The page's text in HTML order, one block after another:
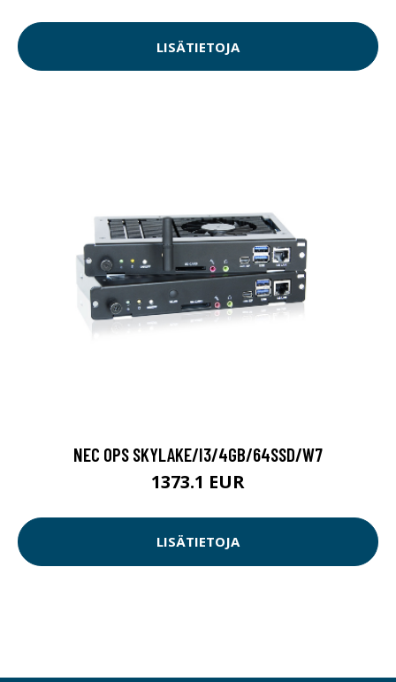
LISÄTIETOJA
NEC OPS SKYLAKE/I3/4GB/64SSD/W7
1373.1 EUR
LISÄTIETOJA